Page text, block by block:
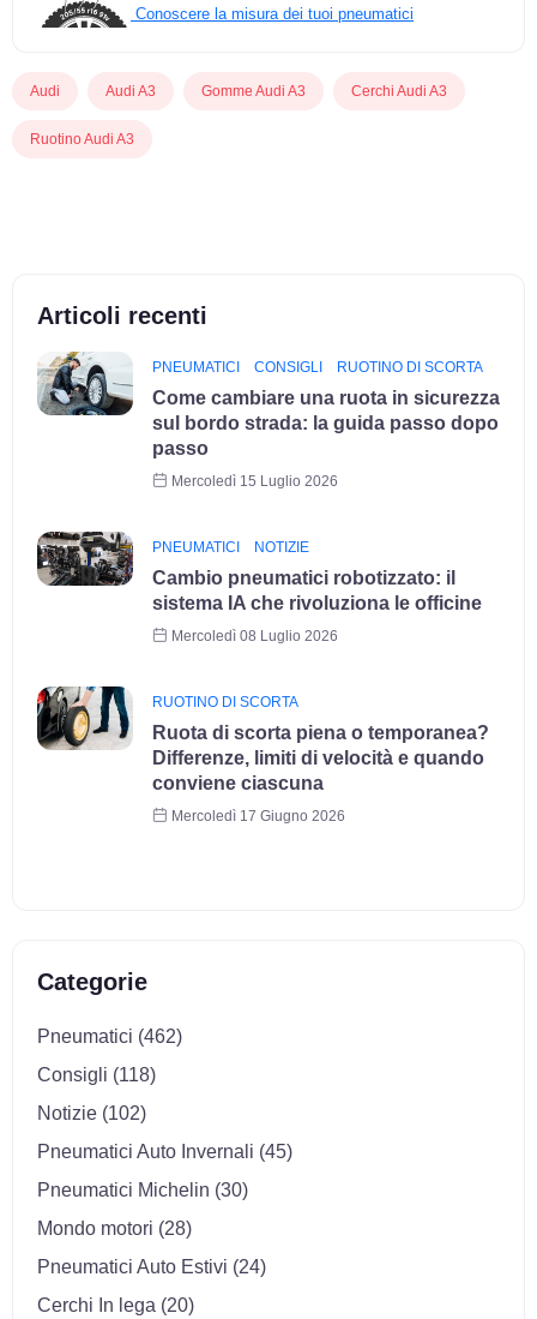
Conoscere la misura dei tuoi pneumatici
Audi Audi A3 Gomme Audi A3 Cerchi Audi A3
Ruotino Audi A3
Articoli recenti
PNEUMATICI CONSIGLI RUOTINO DI SCORTA
Come cambiare una ruota in sicurezza
sul bordo strada: la guida passo dopo
passo
Mercoledì 15 Luglio 2026
PNEUMATICI NOTIZIE
Cambio pneumatici robotizzato: il
sistema IA che rivoluziona le officine
Mercoledì 08 Luglio 2026
RUOTINO DI SCORTA
Ruota di scorta piena o temporanea?
Differenze, limiti di velocità e quando
conviene ciascuna
Mercoledì 17 Giugno 2026
Categorie
Pneumatici (462)
Consigli (118)
Notizie (102)
Pneumatici Auto Invernali (45)
Pneumatici Michelin (30)
Mondo motori (28)
Pneumatici Auto Estivi (24)
Cerchi In lega (20)